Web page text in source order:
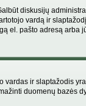
diskusijų
vardą ir
pašto adresą
ir slaptažodis
duomenų bazės